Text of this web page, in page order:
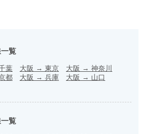
覧
葉 大阪 → 東京 大阪 → 神奈川
都 大阪 → 兵庫 大阪 → 山口
覧